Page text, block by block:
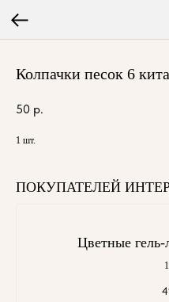
Колпачки песок 6
50 р.
1 шт.
ПОКУПАТЕЛЕЙ
Цветные